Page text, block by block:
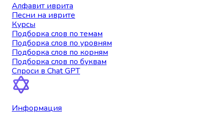
Алфавит иврита
Песни на иврите
Курсы
Подборка слов по темам
Подборка слов по уровням
Подборка слов по корням
Подборка слов по буквам
Спроси в Chat GPT
Информация